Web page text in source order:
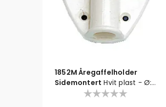
1852M Åregaffelholder
Sidemontert Hvit plast - Ø: